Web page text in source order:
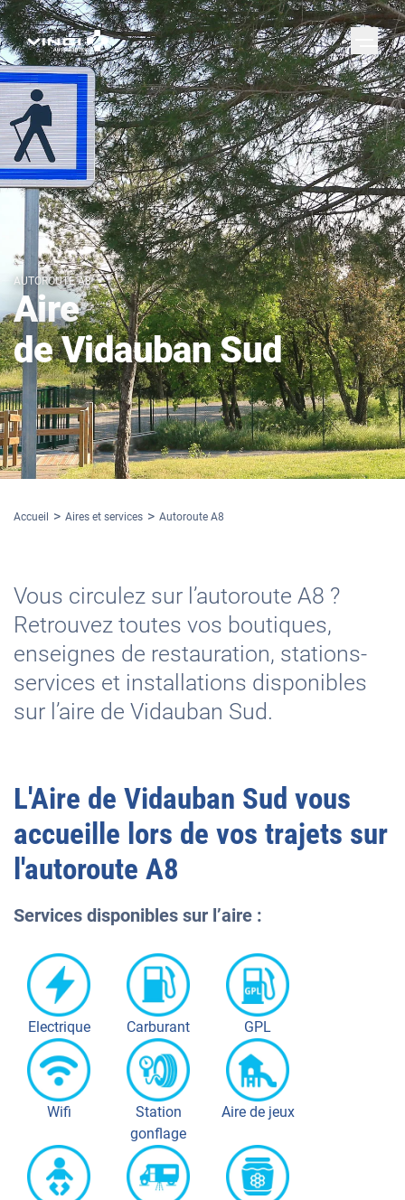
AUTOROUTE A8
Aire
de Vidauban Sud
Accueil Aires et services Autoroute A8
Vous circulez sur l’autoroute A8 ?
Retrouvez toutes vos boutiques,
enseignes de restauration, stations-
services et installations disponibles
sur l’aire de Vidauban Sud.
L'Aire de Vidauban Sud vous
accueille lors de vos trajets sur
l'autoroute A8
Services disponibles sur l’aire :
Electrique Carburant GPL
Wifi
Station
gonflage
Aire de jeux